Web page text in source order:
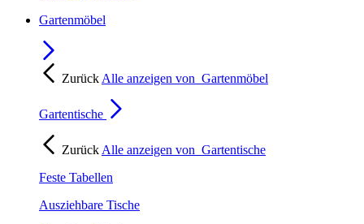
Gartenmöbel
Zurück Alle anzeigen von Gartenmöbel
Gartentische
Zurück Alle anzeigen von Gartentische
Feste Tabellen
Ausziehbare Tische